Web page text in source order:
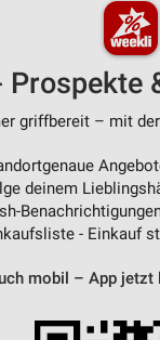
Prospekte
griffbereit – mit
deinem
- Einkauf
mobil – App jetzt